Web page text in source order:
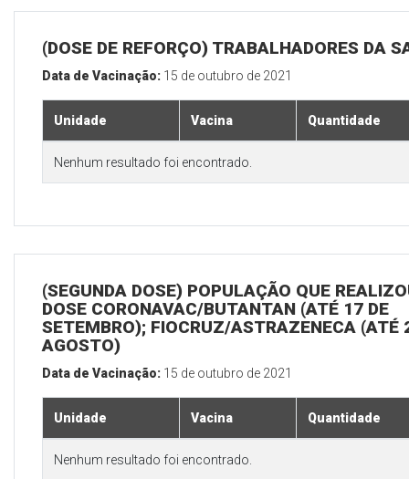
(DOSE DE REFORÇO) TRABALHADORES DA
Data de Vacinação: 15 de outubro de 2021
Unidade Vacina Quantidade
Nenhum resultado foi encontrado.
(SEGUNDA DOSE) POPULAÇÃO QUE
DOSE CORONAVAC/BUTANTAN (ATÉ 17 DE
SETEMBRO); FIOCRUZ/ASTRAZENECA (ATÉ
AGOSTO)
Data de Vacinação: 15 de outubro de 2021
Unidade Vacina Quantidade
Nenhum resultado foi encontrado.